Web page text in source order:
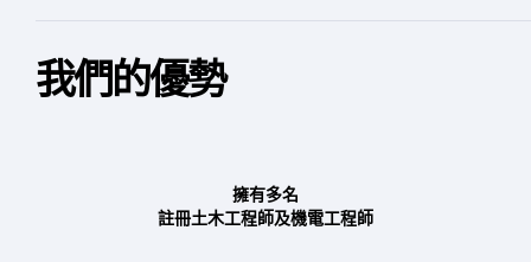
我們的優勢
擁有多名
註冊土木工程師及機電工程師